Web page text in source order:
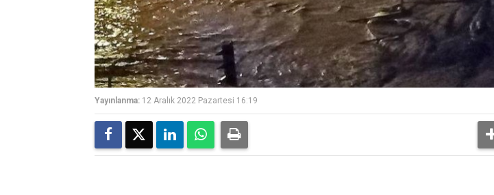
Yayınlanma: 12 Aralık 2022 Pazartesi 16:19